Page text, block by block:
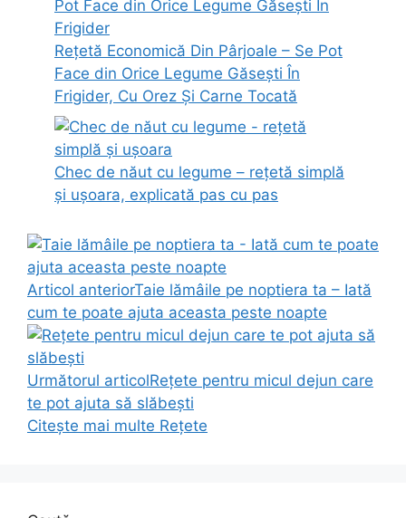
Rețetă Economică Din Pârjoale – Se Pot
Face din Orice Legume Găsești În
Frigider, Cu Orez Și Carne Tocată
Chec de năut cu legume – rețetă simplă
și ușoara, explicată pas cu pas
Articol anteriorTaie lămâile pe noptiera ta – Iată
cum te poate ajuta aceasta peste noapte
Următorul articolRețete pentru micul dejun care
te pot ajuta să slăbești
Citește mai multe Rețete